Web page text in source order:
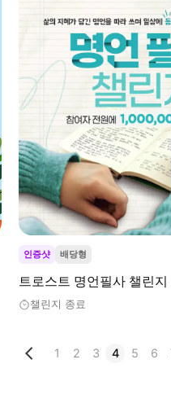
인증샷 배당형
트로스트 명언필사 챌린지
챌린지 종료
1 2 3 4 5 6